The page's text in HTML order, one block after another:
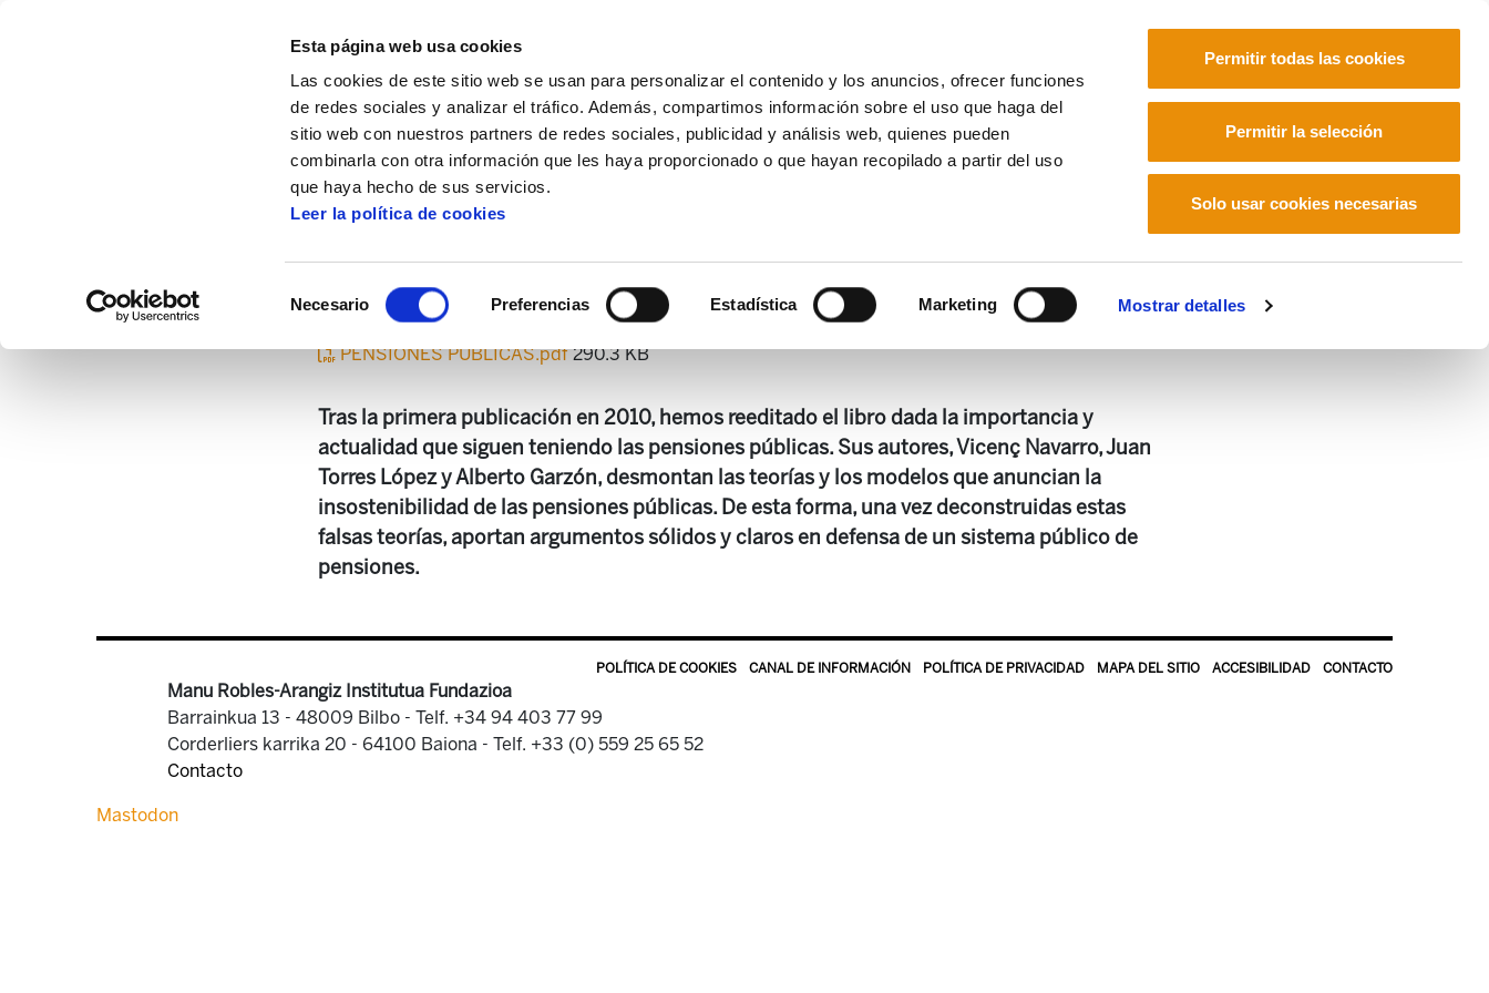
Esta página web usa cookies
Las cookies de este sitio web se usan para personalizar el contenido y los anuncios, ofrecer funciones
de redes sociales y analizar el tráfico. Además, compartimos información sobre el uso que haga del
sitio web con nuestros partners de redes sociales, publicidad y análisis web, quienes pueden
combinarla con otra información que les haya proporcionado o que hayan recopilado a partir del uso
que haya hecho de sus servicios.
Leer la política de cookies
Necesario Preferencias Estadística Marketing Mostrar detalles
Permitir todas las cookies
Permitir la selección
Solo usar cookies necesarias
Centro de documentación Biblioteca básica de formación
PENSIONES PÚBLICAS.pdf290.3 KB
Tras la primera publicación en 2010, hemos reeditado el libro dada la importancia y
actualidad que siguen teniendo las pensiones públicas. Sus autores, Vicenç Navarro, Juan
Torres López y Alberto Garzón, desmontan las teorías y los modelos que anuncian la
insostenibilidad de las pensiones públicas. De esta forma, una vez deconstruidas estas
falsas teorías, aportan argumentos sólidos y claros en defensa de un sistema público de
pensiones.
POLÍTICA DE COOKIES CANAL DE INFORMACIÓN POLÍTICA DE PRIVACIDAD MAPA DEL SITIO ACCESIBILIDAD CONTACTO
Manu Robles-Arangiz Institutua Fundazioa
Barrainkua 13 - 48009 Bilbo - Telf. +34 94 403 77 99
Corderliers karrika 20 - 64100 Baiona - Telf. +33 (0) 559 25 65 52
Contacto
Mastodon